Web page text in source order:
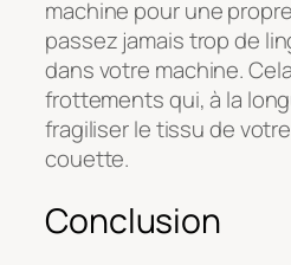
machine pour une
passez jamais trop de
dans votre machine.
frottements qui, à la
fragiliser le tissu de
couette.
Conclusion